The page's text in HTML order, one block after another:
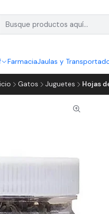
FarmaciaJaulas y
Gatos Juguetes Hojas